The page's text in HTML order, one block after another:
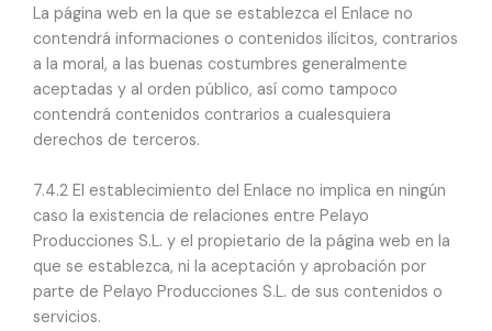
La página web en la que se establezca el Enlace no
contendrá informaciones o contenidos ilícitos, contrarios
a la moral, a las buenas costumbres generalmente
aceptadas y al orden público, así como tampoco
contendrá contenidos contrarios a cualesquiera
derechos de terceros.
7.4.2 El establecimiento del Enlace no implica en ningún
caso la existencia de relaciones entre Pelayo
Producciones S.L. y el propietario de la página web en la
que se establezca, ni la aceptación y aprobación por
parte de Pelayo Producciones S.L. de sus contenidos o
servicios.